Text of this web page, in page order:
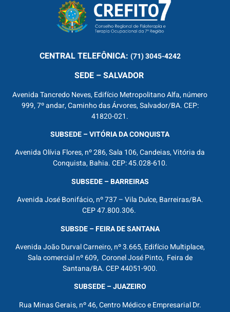
CENTRALTELEFÔNICA: (71) 3045-4242
SEDE – SALVADOR
Avenida Tancredo Neves, Edifício Metropolitano Alfa, número
999, 7º andar, Caminho das Árvores, Salvador/BA. CEP:
41820-021.
SUBSEDE – VITÓRIA DA CONQUISTA
Avenida Olívia Flores, nº 286, Sala 106, Candeias, Vitória da
Conquista, Bahia. CEP: 45.028-610.
SUBSEDE – BARREIRAS
Avenida José Bonifácio, nº 737 – Vila Dulce, Barreiras/BA.
CEP 47.800.306.
SUBSDE – FEIRA DE SANTANA
Avenida João Durval Carneiro, nº 3.665, Edifício Multiplace,
Sala comercial nº 609, Coronel José Pinto, Feira de
Santana/BA. CEP 44051-900.
SUBSEDE – JUAZEIRO
Rua Minas Gerais, nº 46, Centro Médico e Empresarial Dr.